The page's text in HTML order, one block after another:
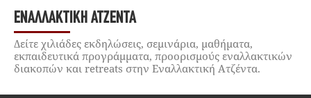
ΕΝΑΛΛΑΚΤΙΚΉ ΑΤΖΈΝΤΑ
Δείτε χιλιάδες εκδηλώσεις, σεμινάρια, μαθήματα,
εκπαιδευτικά προγράμματα, προορισμούς εναλλακτικών
διακοπών και retreats στην Εναλλακτική Ατζέντα.